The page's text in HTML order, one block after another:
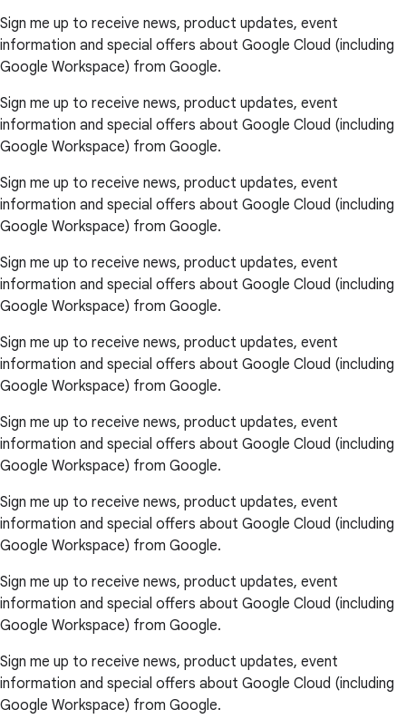
Sign me up to receive news, product updates, event
information and special offers about Google Cloud (including
Google Workspace) from Google.
Sign me up to receive news, product updates, event
information and special offers about Google Cloud (including
Google Workspace) from Google.
Sign me up to receive news, product updates, event
information and special offers about Google Cloud (including
Google Workspace) from Google.
Sign me up to receive news, product updates, event
information and special offers about Google Cloud (including
Google Workspace) from Google.
Sign me up to receive news, product updates, event
information and special offers about Google Cloud (including
Google Workspace) from Google.
Sign me up to receive news, product updates, event
information and special offers about Google Cloud (including
Google Workspace) from Google.
Sign me up to receive news, product updates, event
information and special offers about Google Cloud (including
Google Workspace) from Google.
Sign me up to receive news, product updates, event
information and special offers about Google Cloud (including
Google Workspace) from Google.
Sign me up to receive news, product updates, event
information and special offers about Google Cloud (including
Google Workspace) from Google.